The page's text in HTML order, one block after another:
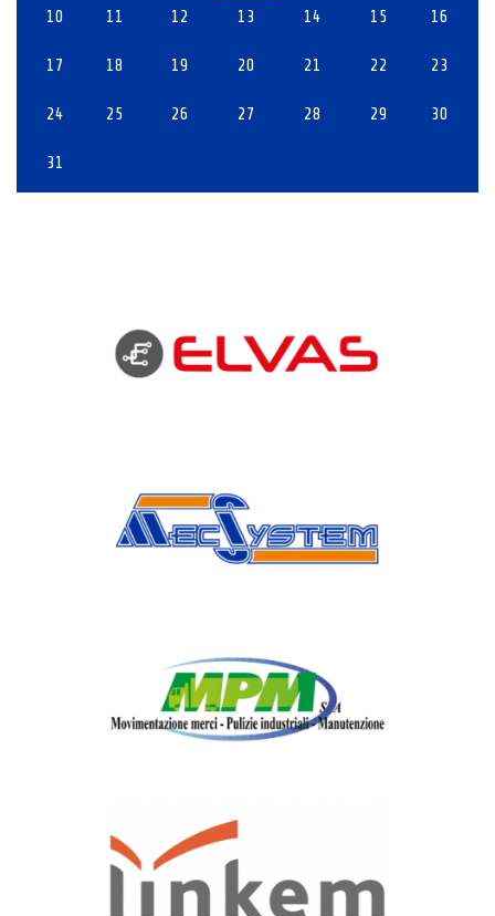
10 11 12 13 14 15 16
17 18 19 20 21 22 23
24 25 26 27 28 29 30
31